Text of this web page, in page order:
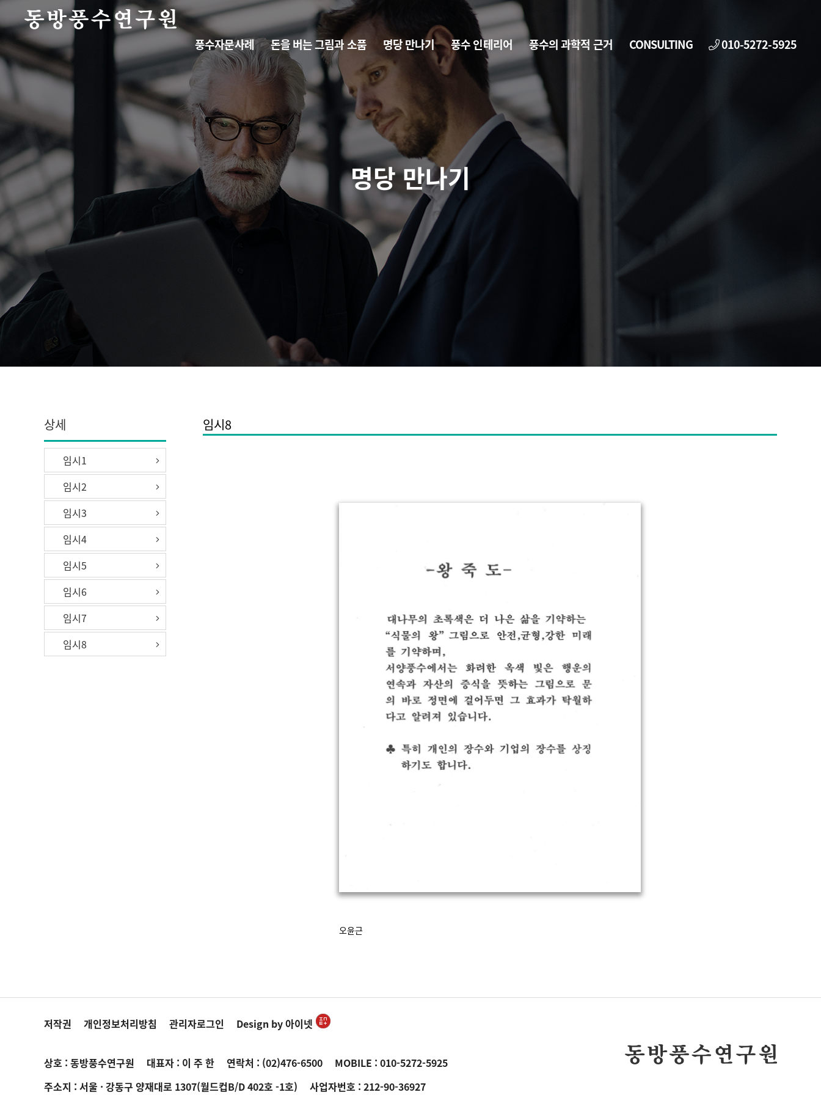
풍수자문사례 돈을 버는 그림과 소품 명당 만나기 풍수 인테리어 풍수의 과학적 근거 CONSULTING 010-5272-5925
명당 만나기
상세
임시1
임시2
임시3
임시4
임시5
임시6
임시7
임시8
임시8
오윤근
저작권 개인정보처리방침 관리자로그인 Design by 아이넷
상호 : 동방풍수연구원 대표자 : 이 주 한 연락처 : (02)476-6500 MOBILE : 010-5272-5925
주소지 : 서울 · 강동구 양재대로 1307(월드컵B/D 402호 -1호)
사업자번호 : 212-90-36927